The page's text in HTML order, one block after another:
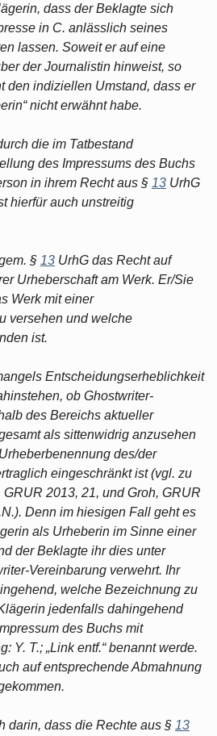
dass der Beklagte sich
in C. anlässlich seines
lassen. Soweit er auf eine
der Journalistin hinweist, so
den indiziellen Umstand, dass er
nicht erwähnt habe.
die im Tatbestand
des Impressums des Buchs
in ihrem Recht aus § 13 UrhG
hierfür auch unstreitig
§ 13 UrhG das Recht auf
Urheberschaft am Werk. Er/Sie
Werk mit einer
versehen und welche
ist.
Entscheidungserheblichkeit
ob Ghostwriter-
des Bereichs aktueller
als sittenwidrig anzusehen
des/der
eingeschränkt ist (vgl. zu
2013, 21, und Groh, GRUR
Denn im hiesigen Fall geht es
als Urheberin im Sinne einer
der Beklagte ihr dies unter
Vereinbarung verwehrt. Ihr
welche Bezeichnung zu
jedenfalls dahingehend
des Buchs mit
Y. T.; „Link entf.“ benannt werde.
auf entsprechende Abmahnung
darin, dass die Rechte aus § 13